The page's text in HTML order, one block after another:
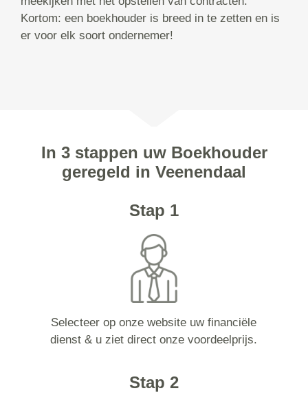
Kortom: een boekhouder is breed in te zetten en is
er voor elk soort ondernemer!
In 3 stappen uw Boekhouder
geregeld in Veenendaal
Stap 1
Selecteer op onze website uw financiële
dienst & u ziet direct onze voordeelprijs.
Stap 2